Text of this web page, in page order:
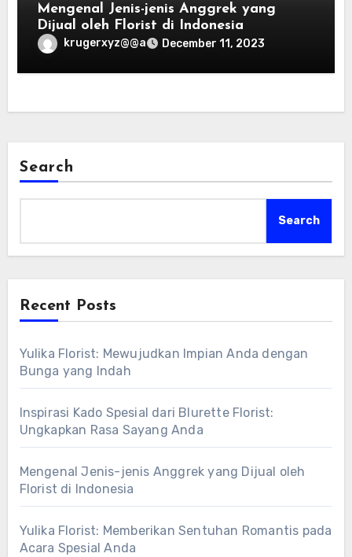
Mengenal Jenis-jenis Anggrek yang
Dijual oleh Florist di Indonesia
krugerxyz@@a December 11, 2023
Search
Search
Recent Posts
Yulika Florist: Mewujudkan Impian Anda dengan
Bunga yang Indah
Inspirasi Kado Spesial dari Blurette Florist:
Ungkapkan Rasa Sayang Anda
Mengenal Jenis-jenis Anggrek yang Dijual oleh
Florist di Indonesia
Yulika Florist: Memberikan Sentuhan Romantis pada
Acara Spesial Anda